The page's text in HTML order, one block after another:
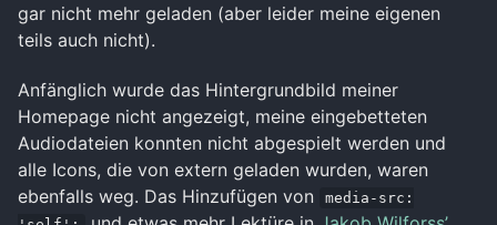
gar nicht mehr geladen (aber leider meine eigenen
teils auch nicht).
Anfänglich wurde das Hintergrundbild meiner
Homepage nicht angezeigt, meine eingebetteten
Audiodateien konnten nicht abgespielt werden und
alle Icons, die von extern geladen wurden, waren
ebenfalls weg. Das Hinzufügen von
media-src: